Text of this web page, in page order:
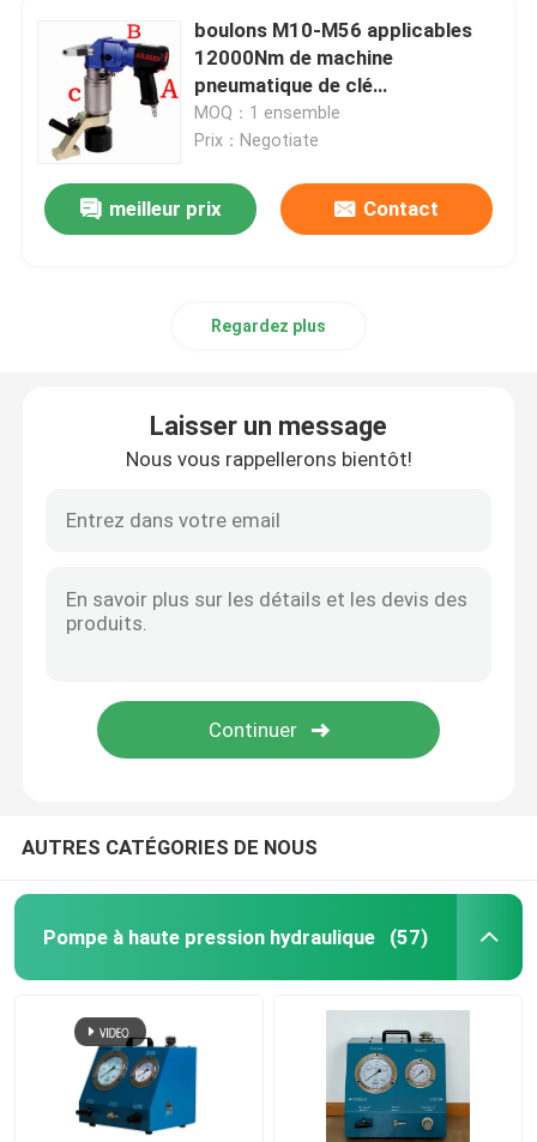
boulons M10-M56 applicables
12000Nm de machine
pneumatique de clé
dynamométrique
MOQ：1 ensemble
Prix：Negotiate
meilleur prix Contact
Regardez plus
Laisser un message
Nous vous rappellerons bientôt!
AUTRES CATÉGORIES DE NOUS
Pompe à haute pression hydraulique (57)